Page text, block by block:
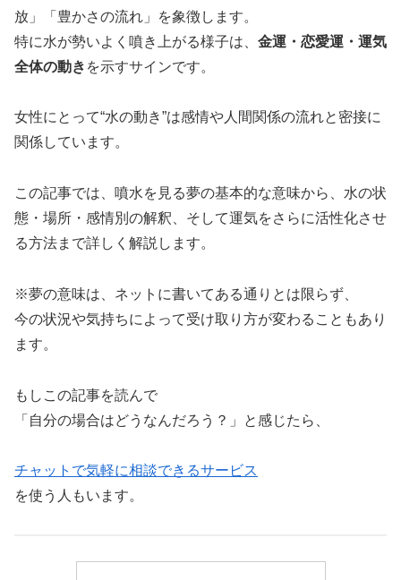
放」「豊かさの流れ」を象徴します。
特に水が勢いよく噴き上がる様子は、 金運・恋愛運・運気
全体の動き を示すサインです。
女性にとって“水の動き”は感情や人間関係の流れと密接に
関係しています。
この記事では、噴水を見る夢の基本的な意味から、水の状
態・場所・感情別の解釈、そして運気をさらに活性化させ
る方法まで詳しく解説します。
※夢の意味は、ネットに書いてある通りとは限らず、
今の状況や気持ちによって受け取り方が変わることもあり
ます。
もしこの記事を読んで
「自分の場合はどうなんだろう？」と感じたら、
チャットで気軽に相談できるサービス
を使う人もいます。